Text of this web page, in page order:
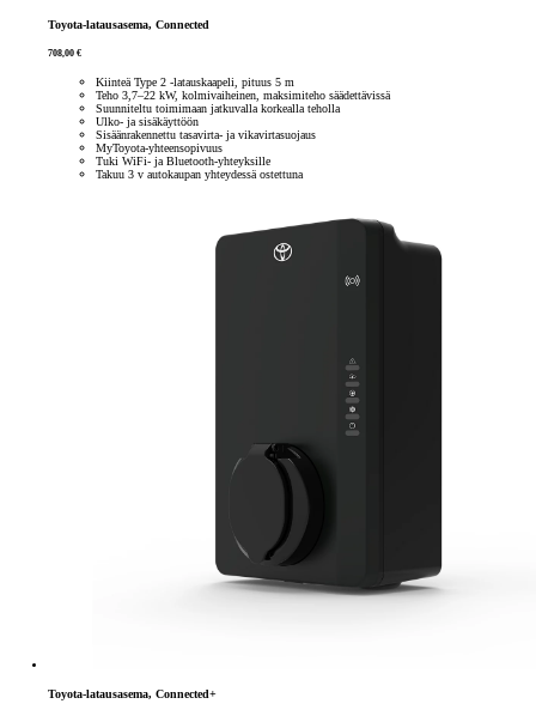
Toyota-latausasema, Connected
708,00 €
Kiinteä Type 2 -latauskaapeli, pituus 5 m
Teho 3,7–22 kW, kolmivaiheinen, maksimiteho säädettävissä
Suunniteltu toimimaan jatkuvalla korkealla teholla
Ulko- ja sisäkäyttöön
Sisäänrakennettu tasavirta- ja vikavirtasuojaus
MyToyota-yhteensopivuus
Tuki WiFi- ja Bluetooth-yhteyksille
Takuu 3 v autokaupan yhteydessä ostettuna
Toyota-latausasema, Connected+